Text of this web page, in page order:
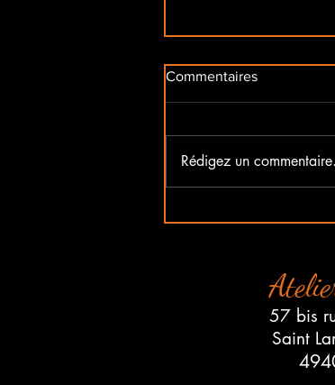
l'Association
Commentaires
Rédigez un
57 bis
Saint